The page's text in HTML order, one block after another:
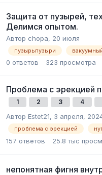
Защита от пузырей,
Делимся опытом.
Автор chopa, 20 июля
пузырьпузыри
0 ответов 323 просмотра
Проблема с эрекцией
1 2 3 4
Автор Estet21, 3 апреля,
проблема с эрекцией
157 ответов 25.8 тыс
непонятная фигня